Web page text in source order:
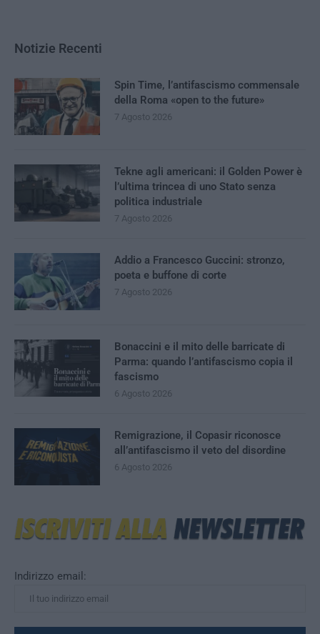
Indirizzo email:
Notizie Recenti
Spin Time, l’antifascismo commensale
della Roma «open to the future»
7 Agosto 2026
Tekne agli americani: il Golden Power è
l’ultima trincea di uno Stato senza
politica industriale
7 Agosto 2026
Addio a Francesco Guccini: stronzo,
poeta e buffone di corte
7 Agosto 2026
Bonaccini e il mito delle barricate di
Parma: quando l’antifascismo copia il
fascismo
6 Agosto 2026
Remigrazione, il Copasir riconosce
all’antifascismo il veto del disordine
6 Agosto 2026